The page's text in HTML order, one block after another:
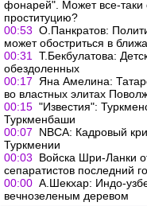
фонарей". Может все-таки
проституцию?
00:53 О.Панкратов:
может обостриться в
00:31
Т.Бекбулатова:
обездоленных
00:17
Яна Амелина:
во властных элитах
00:15 "Известия":
Туркменбаши
00:07
NBCA: Кадровый
Туркмении
00:03
Войска Шри-Ланки
сепаратистов последний
00:00 А.Шекхар: Индо-
вечнозеленым деревом